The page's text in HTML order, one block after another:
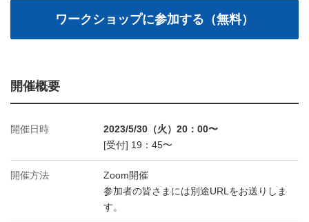
開催概要
開催日時
2023/5/30（火）20：00〜
[受付] 19：45〜
開催方法
Zoom開催
参加者の皆さまには別途URLをお送りしま
す。